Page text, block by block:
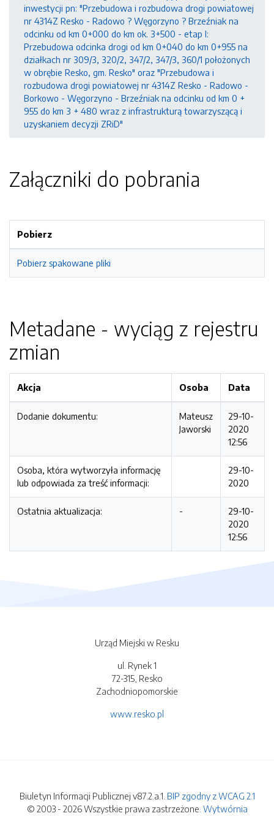
inwestycji pn: "Przebudowa i rozbudowa drogi powiatowej
nr 4314Z Resko - Radowo ? Węgorzyno ? Brzeźniak na
odcinku od km 0+000 do km ok. 3+500 - etap I:
Przebudowa odcinka drogi od km 0+040 do km 0+955 na
działkach nr 309/3, 320/2, 347/2, 347/3, 360/1 położonych
w obrębie Resko, gm. Resko" oraz "Przebudowa i
rozbudowa drogi powiatowej nr 4314Z Resko - Radowo -
Borkowo - Węgorzyno - Brzeźniak na odcinku od km 0 +
955 do km 3 + 480 wraz z infrastrukturą towarzyszącą i
uzyskaniem decyzji ZRiD"
Załączniki do pobrania
Pobierz
Pobierz spakowane pliki
Metadane - wyciąg z rejestru
zmian
Akcja Osoba Data
Dodanie dokumentu:
Mateusz
Jaworski
29-10-
2020
12:56
Osoba, która wytworzyła informację
lub odpowiada za treść informacji:
29-10-
2020
Ostatnia aktualizacja: -
29-10-
2020
12:56
Urząd Miejski w Resku
ul. Rynek 1
72-315, Resko
Zachodniopomorskie
www.resko.pl
Biuletyn Informacji Publicznej v87.2.a.1. BIP zgodny z WCAG 2.1
© 2003 - 2026 Wszystkie prawa zastrzeżone. Wytwórnia